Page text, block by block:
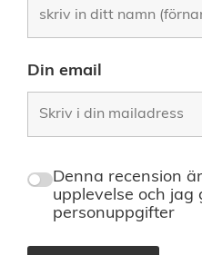
Din email
Denna recension
upplevelse och jag
personuppgifter